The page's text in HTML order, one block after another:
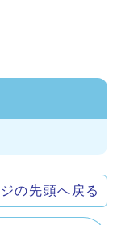
の先頭へ戻る